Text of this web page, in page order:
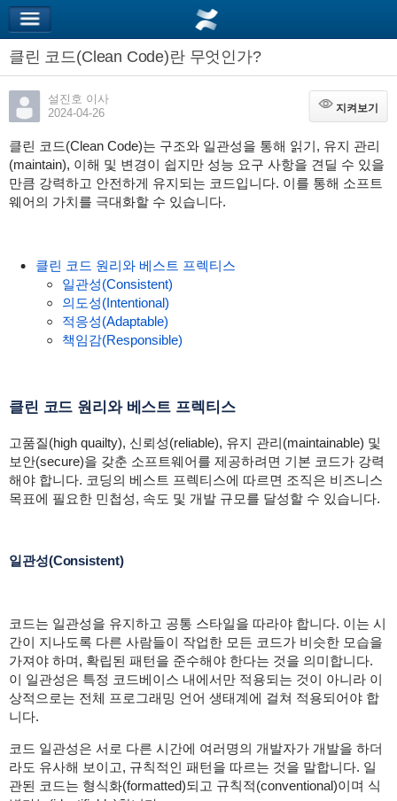
클린 코드(Clean Code)란 무엇인가?
설진호 이사
2024-04-26
지켜보기
지켜보기
클린 코드(Clean Code)는 구조와 일관성을 통해 읽기, 유지 관리
(maintain), 이해 및 변경이 쉽지만 성능 요구 사항을 견딜 수 있을
만큼 강력하고 안전하게 유지되는 코드입니다. 이를 통해 소프트
웨어의 가치를 극대화할 수 있습니다.
클린 코드 원리와 베스트 프렉티스
일관성(Consistent)
의도성(Intentional)
적응성(Adaptable)
책임감(Responsible)
클린 코드 원리와 베스트 프렉티스
고품질(high quailty), 신뢰성(reliable), 유지 관리(maintainable) 및
보안(secure)을 갖춘 소프트웨어를 제공하려면 기본 코드가 강력
해야 합니다. 코딩의 베스트 프렉티스에 따르면 조직은 비즈니스
목표에 필요한 민첩성, 속도 및 개발 규모를 달성할 수 있습니다.
일관성(Consistent)
코드는 일관성을 유지하고 공통 스타일을 따라야 합니다. 이는 시
간이 지나도록 다른 사람들이 작업한 모든 코드가 비슷한 모습을
가져야 하며, 확립된 패턴을 준수해야 한다는 것을 의미합니다.
이 일관성은 특정 코드베이스 내에서만 적용되는 것이 아니라 이
상적으로는 전체 프로그래밍 언어 생태계에 걸쳐 적용되어야 합
니다.
코드 일관성은 서로 다른 시간에 여러명의 개발자가 개발을 하더
라도 유사해 보이고, 규칙적인 패턴을 따르는 것을 말합니다. 일
관된 코드는 형식화(formatted)되고 규칙적(conventional)이며 식